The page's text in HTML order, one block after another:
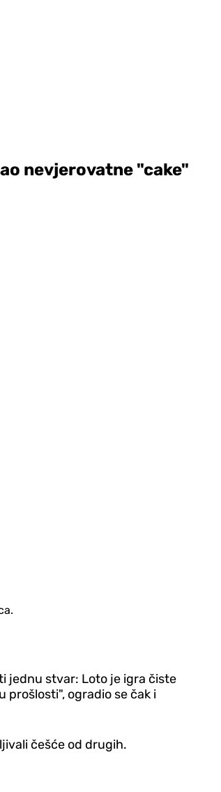
nevjerovatne "cake"
jednu stvar: Loto je igra čiste
prošlosti", ogradio se čak i
češće od drugih.